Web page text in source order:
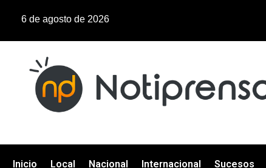
6 de agosto de 2026
Inicio Local Nacional Internacional Sucesos